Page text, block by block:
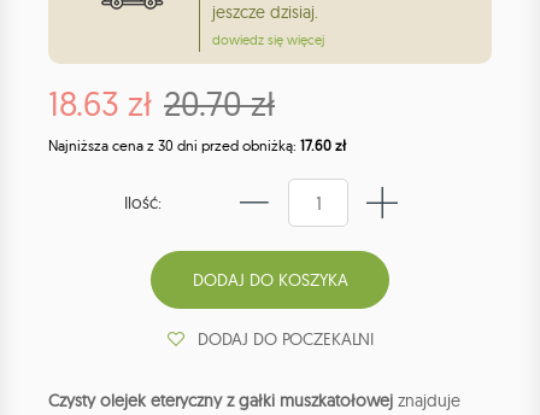
jeszcze dzisiaj.
dowiedz się więcej
18.63 zł 20.70 zł
Najniższa cena z 30 dni przed obniżką: 17.60 zł
Ilość:
DODAJ DO POCZEKALNI
Czysty olejek eteryczny z gałki muszkatołowej znajduje